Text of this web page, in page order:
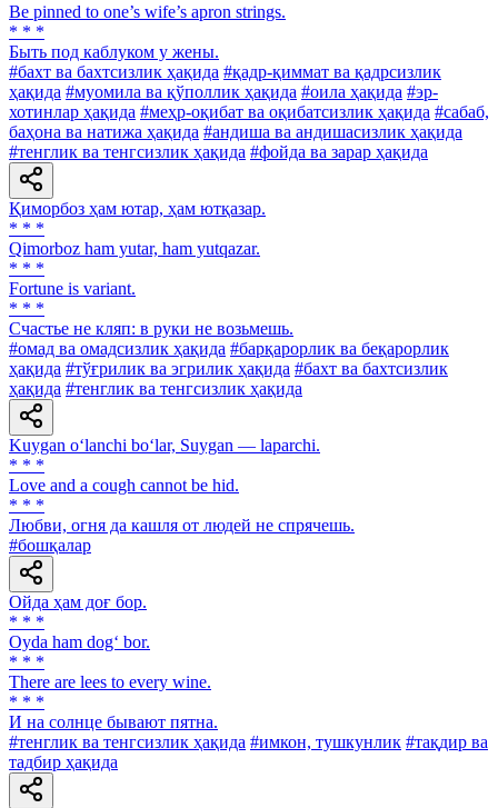
Be pinned to one’s wife’s apron strings.
* * *
Быть под каблуком у жены.
#бахт ва бахтсизлик ҳақида #қадр-қиммат ва қадрсизлик
ҳақида #муомила ва қўполлик ҳақида #оила ҳақида #эр-
хотинлар ҳақида #меҳр-оқибат ва оқибатсизлик ҳақида #сабаб,
баҳона ва натижа ҳақида #андиша ва андишасизлик ҳақида
#тенглик ва тенгсизлик ҳақида #фойда ва зарар ҳақида
Қиморбоз ҳам ютар, ҳам ютқазар.
* * *
Qimorboz ham yutar, ham yutqazar.
* * *
Fortune is variant.
* * *
Счастье не кляп: в руки не возьмешь.
#омад ва омадсизлик ҳақида #барқарорлик ва беқарорлик
ҳақида #тўғрилик ва эгрилик ҳақида #бахт ва бахтсизлик
ҳақида #тенглик ва тенгсизлик ҳақида
Kuygan o‘lanchi bo‘lar, Suygan — laparchi.
* * *
Love and a cough cannot be hid.
* * *
Любви, огня да кашля от людей не спрячешь.
#бошқалар
Ойда ҳам доғ бор.
* * *
Oyda ham dog‘ bor.
* * *
There are lees to every wine.
* * *
И на солнце бывают пятна.
#тенглик ва тенгсизлик ҳақида #имкон, тушкунлик #тақдир ва
тадбир ҳақида